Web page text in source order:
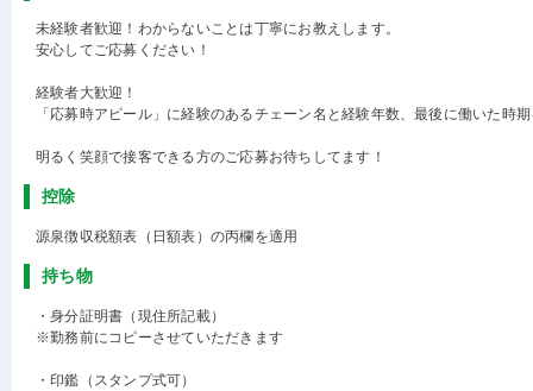
未経験者歓迎！わからないことは丁寧にお教えします。
安心してご応募ください！
経験者大歓迎！
「応募時アピール」に経験のあるチェーン名と経験年数、最後に働いた時
明るく笑顔で接客できる方のご応募お待ちしてます！
控除
源泉徴収税額表（日額表）の丙欄を適用
持ち物
・身分証明書（現住所記載）
※勤務前にコピーさせていただきます
・印鑑（スタンプ式可）